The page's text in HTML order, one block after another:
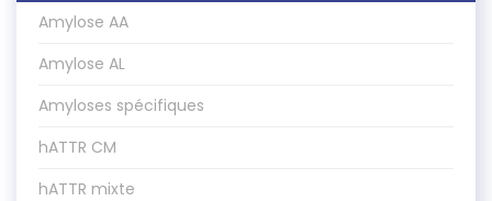
Amylose AA
Amylose AL
Amyloses spécifiques
hATTR CM
hATTR mixte